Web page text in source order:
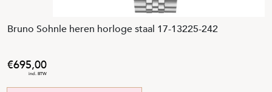
Bruno Sohnle heren horloge staal 17-13225-242
695,00